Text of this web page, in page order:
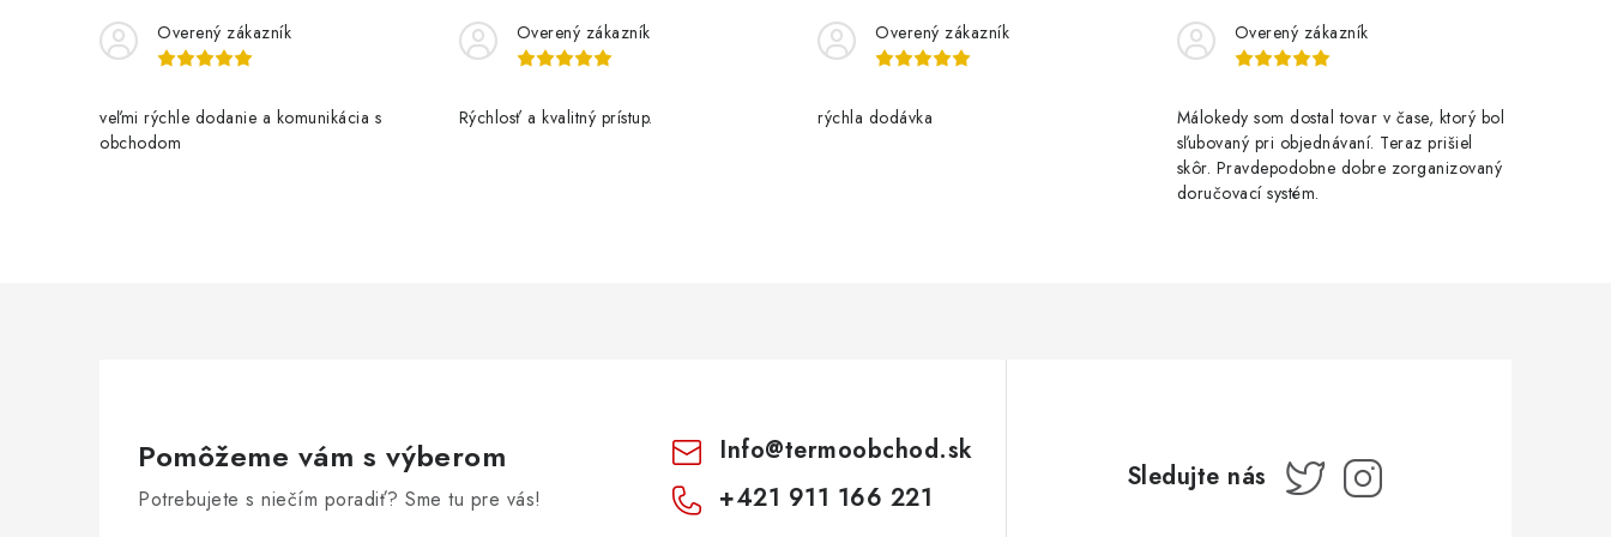
Overený zákazník
veľmi rýchle dodanie a komunikácia s
obchodom
Overený zákazník
Rýchlosť a kvalitný prístup.
Overený zákazník
rýchla dodávka
Overený zákazník
Málokedy som dostal tovar v čase, ktorý bol
sľubovaný pri objednávaní. Teraz prišiel
skôr. Pravdepodobne dobre zorganizovaný
doručovací systém.
Pomôžeme vám s výberom
Potrebujete s niečím poradiť? Sme tu pre vás!
Info@termoobchod.sk
+421 911 166 221